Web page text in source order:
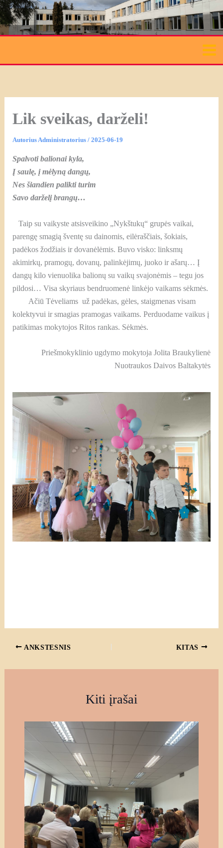
Pereiti
prie
turinio
Lik sveikas, darželiǃ
AutoriusAdministratorius / 2025-06-19
Spalvoti balionai kyla,
Į saulę, į mėlyną dangų,
Nes šiandien palikti turim
Savo darželį brangų…
Taip su vaikyste atsisveikino „Nykštukų“ grupės vaikai,
parengę smagią šventę su dainomis, eilėraščiais, šokiais,
padėkos žodžiais ir dovanėlėmis. Buvo visko: linksmų
akimirkų, pramogų, dovanų, palinkėjimų, juoko ir ašarų… Į
dangų kilo vienuolika balionų su vaikų svajonėmis – tegu jos
pildosi… Visa skyriaus bendruomenė linkėjo vaikams sėkmės.
Ačiū Tėveliams už padėkas, gėles, staigmenas visam
kolektyvui ir smagias pramogas vaikams. Perduodame vaikus į
patikimas mokytojos Ritos rankas. Sėkmės.
Priešmokyklinio ugdymo mokytoja Jolita Braukylienė
Nuotraukos Daivos Baltakytės
ANKSTESNIS KITAS
Kiti įrašai